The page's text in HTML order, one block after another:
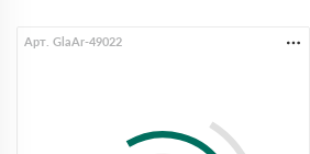
Арт. GlaAr-49022